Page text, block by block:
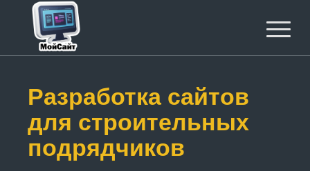
Разработка сайтов
для строительных
подрядчиков